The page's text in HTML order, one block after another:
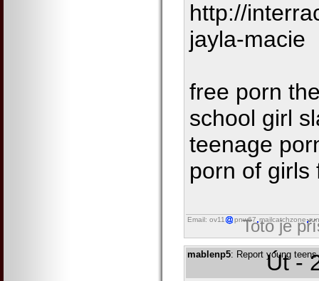
http://
jayla-macie
free porn
school girl
teenage
porn of girls
Email: ov11 pnw67 mailcatchzone run
Toto je
mablenp5: Report young
Út -